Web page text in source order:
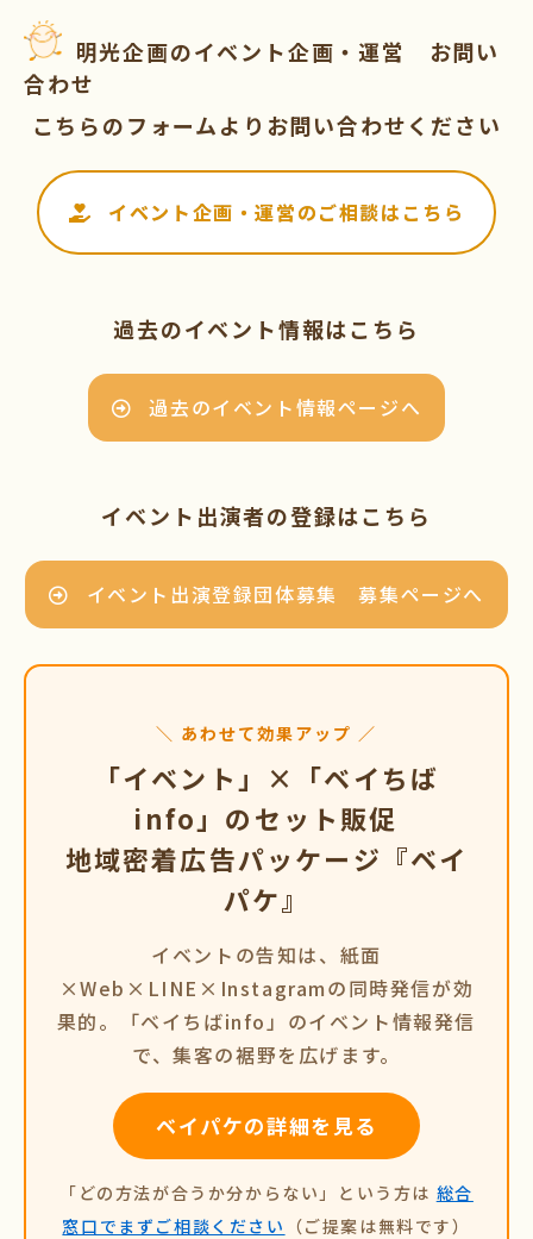
明光企画のイベント企画・運営 お問い
合わせ
こちらのフォームよりお問い合わせください
イベント企画・運営のご相談はこちら
過去のイベント情報はこちら
過去のイベント情報ページへ
イベント出演者の登録はこちら
イベント出演登録団体募集 募集ページへ
＼ あわせて効果アップ ／
「イベント」×「ベイちば
info」のセット販促
地域密着広告パッケージ『ベイ
パケ』
イベントの告知は、紙面
×Web×LINE×Instagramの同時発信が効
果的。「ベイちばinfo」のイベント情報発信
で、集客の裾野を広げます。
ベイパケの詳細を見る
「どの方法が合うか分からない」という方は 総合
窓口でまずご相談ください （ご提案は無料です）